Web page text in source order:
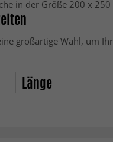
in der Größe 200 x
großartige Wahl, um
Länge